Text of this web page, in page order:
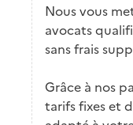
Nous vous
avocats
sans frais
Grâce à nos
tarifs fixes et